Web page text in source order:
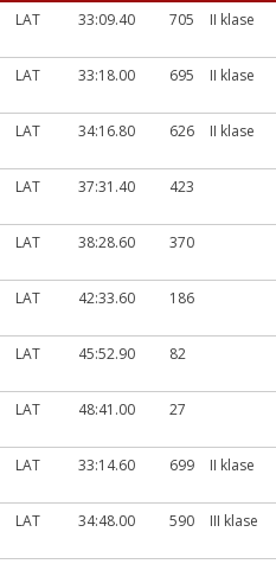
LAT 33:09.40 705 II klase
LAT 33:18.00 695 II klase
LAT 34:16.80 626 II klase
LAT 37:31.40 423
LAT 38:28.60 370
LAT 42:33.60 186
LAT 45:52.90 82
LAT 48:41.00 27
LAT 33:14.60 699 II klase
LAT 34:48.00 590 III klase